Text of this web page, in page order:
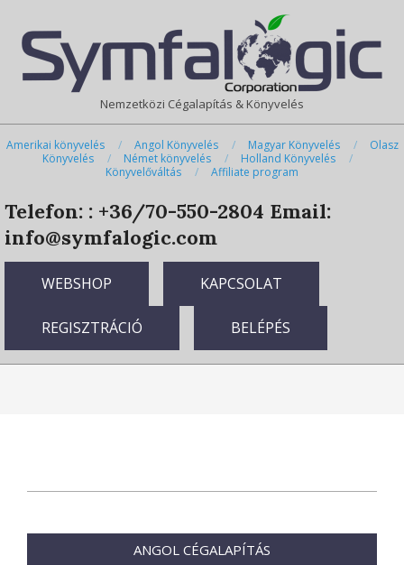
content
Navigation
Menu
Nemzetközi Cégalapítás & Könyvelés
Amerikai könyvelés Angol Könyvelés Magyar Könyvelés
Olasz
Könyvelés
Német könyvelés
Holland Könyvelés
Könyvelőváltás
Affiliate program
Telefon: : +36/70-550-2804 Email:
info@symfalogic.com
WEBSHOP KAPCSOLAT
REGISZTRÁCIÓ BELÉPÉS
ANGOL CÉGALAPÍTÁS